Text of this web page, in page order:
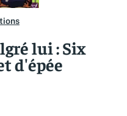
lui : Six
d'épée